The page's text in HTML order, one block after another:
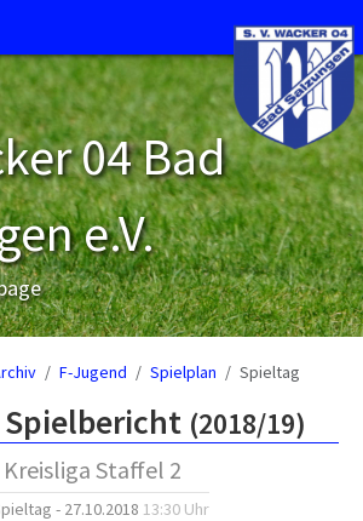
04 Bad
e.V.
F-Jugend Spielplan Spieltag
Spielbericht (2018/19)
Kreisliga Staffel 2
- 27.10.2018 13:30 Uhr